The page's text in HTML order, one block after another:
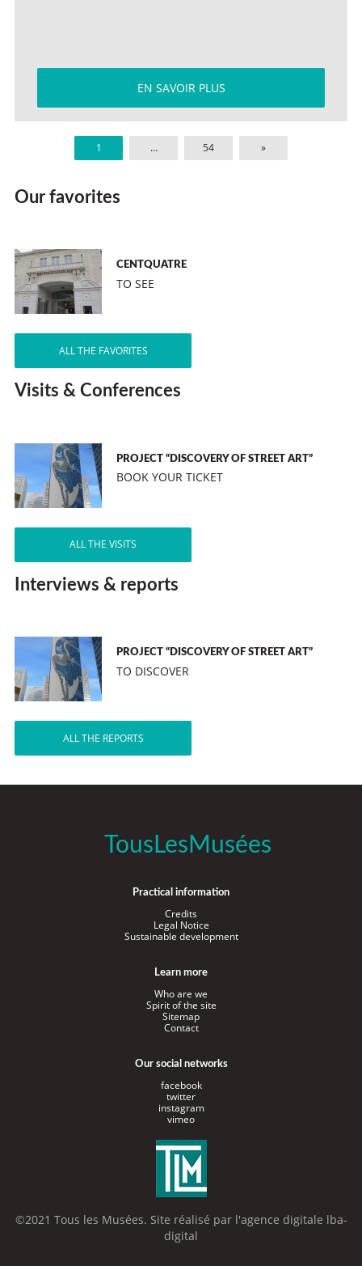
EN SAVOIR PLUS
1 … 54 »
Our favorites
CENTQUATRE
TO SEE
ALL THE FAVORITES
Visits & Conferences
PROJECT “DISCOVERY OF STREET ART”
BOOK YOUR TICKET
ALL THE VISITS
Interviews & reports
PROJECT “DISCOVERY OF STREET ART”
TO DISCOVER
ALL THE REPORTS
TousLesMusées
Practical information
Credits
Legal Notice
Sustainable development
Learn more
Who are we
Spirit of the site
Sitemap
Contact
Our social networks
facebook
twitter
instagram
vimeo
©2021 Tous les Musées. Site réalisé par l'agence digitale lba-
digital